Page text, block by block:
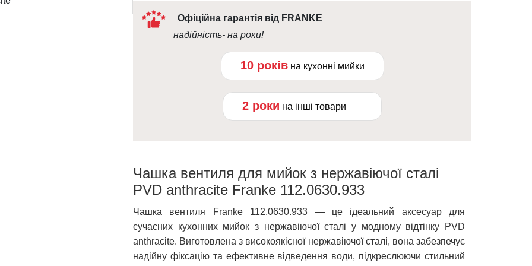
Офіційна гарантія від FRANKE
надійність- на роки!
10 років на кухонні мийки
2 роки на інші товари
Чашка вентиля для мийок з нержавіючої сталі
PVD anthracite Franke 112.0630.933
Чашка вентиля Franke 112.0630.933 — це ідеальний аксесуар для
сучасних кухонних мийок з нержавіючої сталі у модному відтінку PVD
anthracite. Виготовлена з високоякісної нержавіючої сталі, вона забезпечує
надійну фіксацію та ефективне відведення води, підкреслюючи стильний